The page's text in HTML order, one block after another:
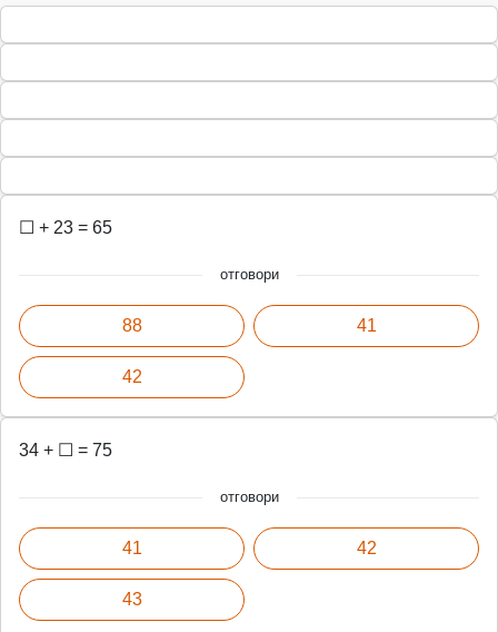
☐ + 23 = 65
отговори
88
42
41
34 + ☐ = 75
отговори
41
43
42